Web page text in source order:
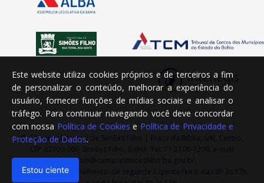
© Câmara Municipal de Simões Filho | Praça da Bíblia, S/N, Centro,
CEP 43700-000, Simões Filho, Bahia. Tel: 71 2108-7200, e-mail:
ascom@camarasimoesfilho.ba.gov.br.
Horário de Funcionamento: de segunda à quinta-feira: das 8h às 17h
Este website utiliza cookies próprios e de terceiros a fim
de personalizar o conteúdo, melhorar a experiência do
usuário, fornecer funções de mídias sociais e analisar o
tráfego. Para continuar navegando você deve concordar
com nossa Política de Cookies e Política de Privacidade e
Proteção de Dados.
Estou ciente